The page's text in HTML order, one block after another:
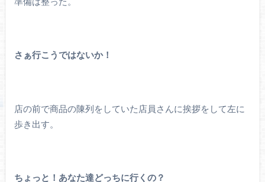
さぁ行こうではないか！
店の前で商品の陳列をしていた店員さんに挨拶をして左に
歩き出す。
ちょっと！あなた達どっちに行くの？